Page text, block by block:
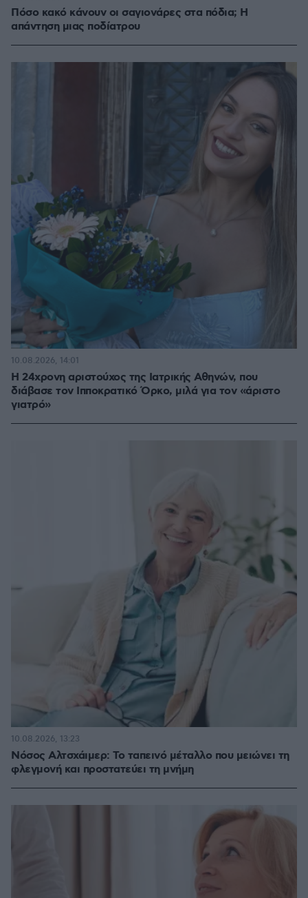
Πόσο κακό κάνουν οι σαγιονάρες στα πόδια; Η
απάντηση μιας ποδίατρου
Η 24χρονη αριστούχος της Ιατρικής Αθηνών, που
διάβασε τον Ιπποκρατικό Όρκο, μιλά για τον «άριστο
γιατρό»
10.08.2026, 14:01
Νόσος Αλτσχάιμερ: Το ταπεινό μέταλλο που μειώνει τη
φλεγμονή και προστατεύει τη μνήμη
10.08.2026, 13:23